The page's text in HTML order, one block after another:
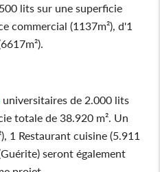
lits sur une superficie
commercial (1137m²), d'1
universitaires de 2.000 lits
totale de 38.920 m². Un
1 Restaurant cuisine (5.911
seront également